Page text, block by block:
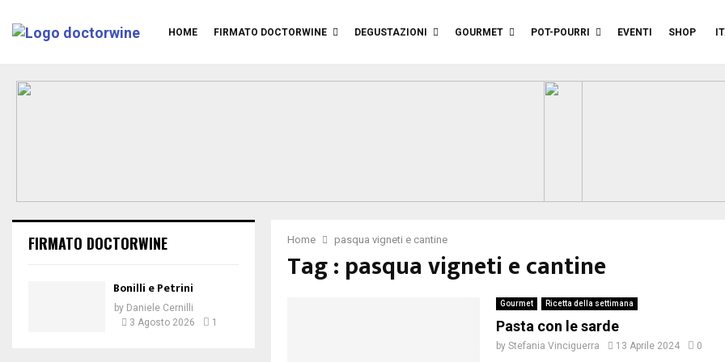
HOME FIRMATO DOCTORWINE DEGUSTAZIONI GOURMET POT-POURRI EVENTI SHOP
Home pasqua vigneti e cantine
Tag : pasqua vigneti e cantine
Gourmet Ricetta della settimana
Pasta con le sarde
by Stefania Vinciguerra 13 Aprile 2024 0
FIRMATO DOCTORWINE
Bonilli e Petrini
by Daniele Cernilli
3 Agosto 2026
1